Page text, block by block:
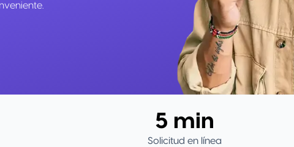
5 min
Solicitud en línea